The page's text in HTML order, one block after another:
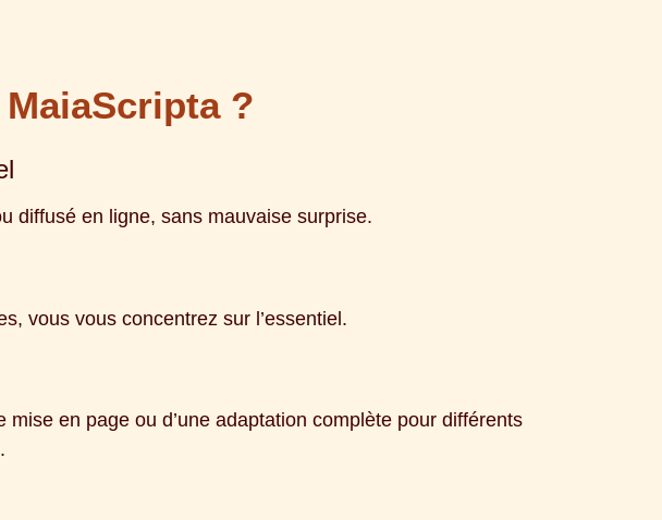
?
diffusé en ligne, sans mauvaise surprise.
vous vous concentrez sur l’essentiel.
mise en page ou d’une adaptation complète pour différents